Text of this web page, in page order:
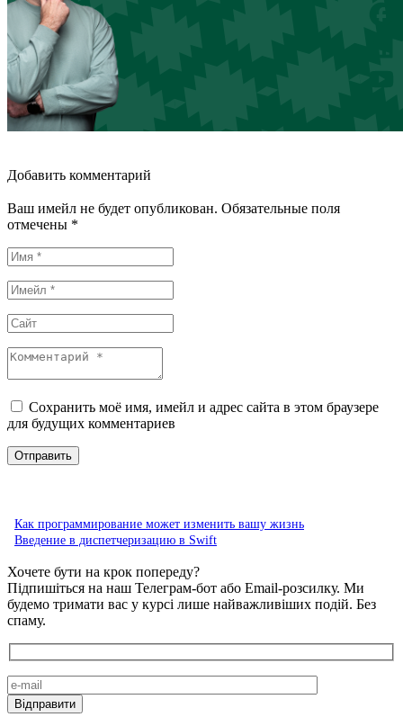
Добавить комментарий
Ваш имейл не будет опубликован. Обязательные поля
отмечены *
Сохранить моё имя, имейл и адрес сайта в этом браузере
для будущих комментариев
Как программирование может изменить вашу жизнь
Введение в диспетчеризацию в Swift
Хочете бути на крок попереду?
Підпишіться на наш Телеграм-бот або Email-розсилку. Ми
будемо тримати вас у курсі лише найважливіших подій. Без
спаму.